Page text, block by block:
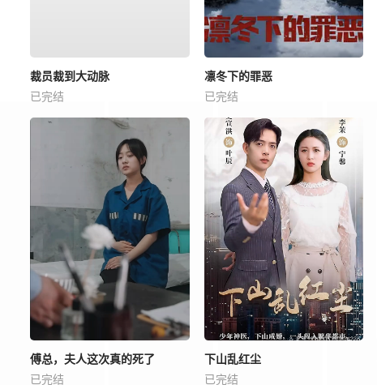
裁员裁到大动脉
已完结
凛冬下的罪恶
已完结
傅总，夫人这次真的死了
已完结
下山乱红尘
已完结